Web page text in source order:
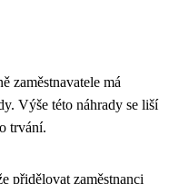
zaměstnavatele má
Výše této náhrady se liší
trvání.
přidělovat zaměstnanci